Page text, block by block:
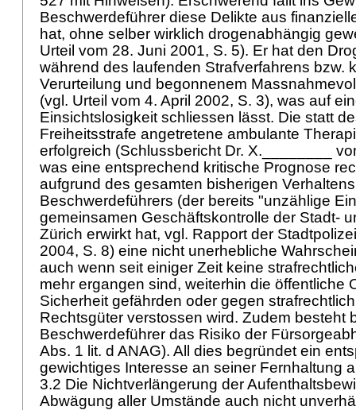
Beschwerdeführer diese Delikte aus
hat, ohne selber wirklich drogenabhängig
Urteil vom 28. Juni 2001, S. 5). Er hat den
während des laufenden Strafverfahrens bzw.
Verurteilung und begonnenem
(vgl. Urteil vom 4. April 2002, S. 3), was auf
Einsichtslosigkeit schliessen lässt. Die statt
Freiheitsstrafe angetretene ambulante
erfolgreich (Schlussbericht Dr. X.________
was eine entsprechend kritische Prognose
aufgrund des gesamten bisherigen
Beschwerdeführers (der bereits "unzählige
gemeinsamen Geschäftskontrolle der Stadt-
Zürich erwirkt hat, vgl. Rapport der
2004, S. 8) eine nicht unerhebliche
auch wenn seit einiger Zeit keine
mehr ergangen sind, weiterhin die öffentliche
Sicherheit gefährden oder gegen
Rechtsgüter verstossen wird. Zudem besteht
Beschwerdeführer das Risiko der
Abs. 1 lit. d ANAG). All dies begründet ein
gewichtiges Interesse an seiner Fernhaltung
3.2 Die Nichtverlängerung der
Abwägung aller Umstände auch nicht